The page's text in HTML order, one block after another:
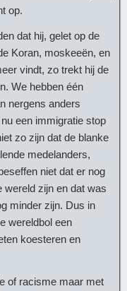
op.
dat hij, gelet op de
Koran, moskeeën, en
vindt, zo trekt hij de
We hebben één
nergens anders
een immigratie stop
zo zijn dat de blanke
medelanders,
niet dat er nog
wereld zijn en dat was
minder zijn. Dus in
wereldbol een
koesteren en
of racisme maar met